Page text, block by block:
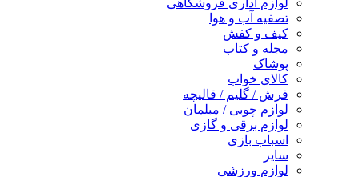
لوازم اداری فروشگاهی
تصفیه آب و هوا
کیف و کفش
مجله و کتاب
پوشاک
کالای خواب
فرش / گلیم / قالیچه
لوازم چوبی / مبلمان
لوازم برقی و گازی
اسباب بازی
سایر
لوازم ورزشی